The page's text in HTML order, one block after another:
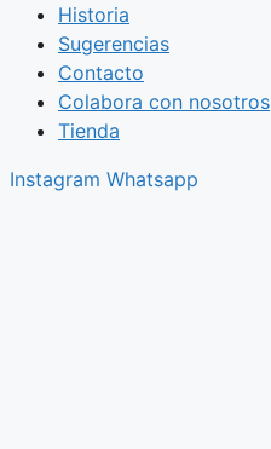
Historia
Sugerencias
Contacto
Colabora con nosotros
Tienda
Instagram Whatsapp